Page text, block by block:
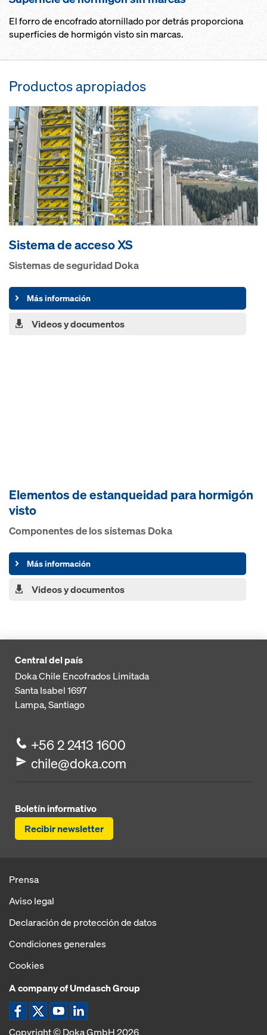
El forro de encofrado atornillado por detrás proporciona
superficies de hormigón visto sin marcas.
Productos apropiados
Sistema de acceso XS
Sistemas de seguridad Doka
Más información
Videos y documentos
Elementos de estanqueidad para hormigón
visto
Componentes de los sistemas Doka
Más información
Videos y documentos
Central del país
Doka Chile Encofrados Limitada
Santa Isabel 1697
Lampa, Santiago
+56 2 2413 1600
chile@doka.com
Boletín informativo
Recibir newsletter
Prensa
Aviso legal
Declaración de protección de datos
Condiciones generales
Cookies
A company of Umdasch Group
Copyright © Doka GmbH 2026